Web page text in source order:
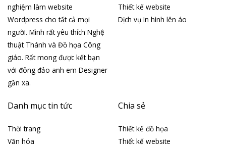
nghiệm làm website
Wordpress cho tất cả mọi
người. Mình rất yêu thích Nghệ
thuật Thánh và Đồ họa Công
giáo. Rất mong được kết bạn
với đông đảo anh em Designer
gần xa.
Thiết kế website
Dịch vụ In hình lên áo
Danh mục tin tức
Thời trang
Văn hóa
Chia sẻ
Thiết kế đồ họa
Thiết kế website